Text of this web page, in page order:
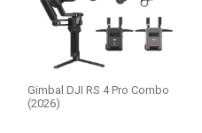
Gimbal DJI RS 4 Pro Combo
(2026)